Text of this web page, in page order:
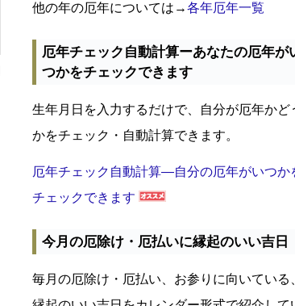
他の年の厄年については→各年厄年一覧
厄年チェック自動計算ーあなたの厄年が
つかをチェックできます
生年月日を入力するだけで、自分が厄年かど
かをチェック・自動計算できます。
厄年チェック自動計算―自分の厄年がいつか
チェックできます
今月の厄除け・厄払いに縁起のいい吉日
毎月の厄除け・厄払い、お参りに向いている